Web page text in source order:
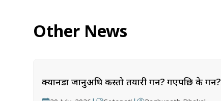
Other News
क्यानडा जानुअघि कस्तो तयारी गर्ने? गएपछि के गर्ने?